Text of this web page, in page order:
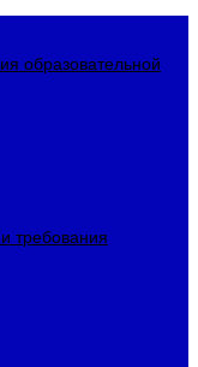
образовательной
требования